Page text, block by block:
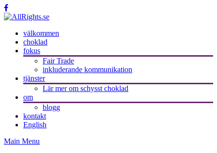
välkommen
choklad
fokus
Fair Trade
inkluderande kommunikation
tjänster
Lär mer om schysst choklad
om
blogg
kontakt
English
Main Menu